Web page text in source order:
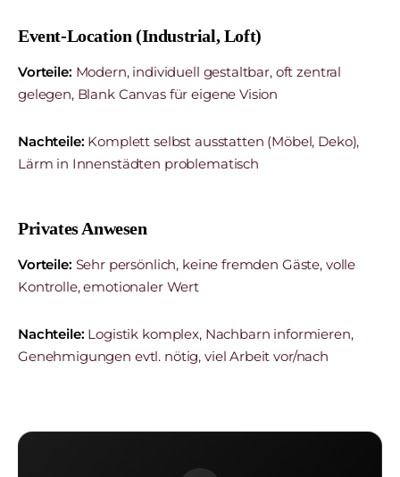
Event-Location (Industrial, Loft)
Vorteile: Modern, individuell gestaltbar, oft zentral
gelegen, Blank Canvas für eigene Vision
Nachteile: Komplett selbst ausstatten (Möbel, Deko),
Lärm in Innenstädten problematisch
Privates Anwesen
Vorteile: Sehr persönlich, keine fremden Gäste, volle
Kontrolle, emotionaler Wert
Nachteile: Logistik komplex, Nachbarn informieren,
Genehmigungen evtl. nötig, viel Arbeit vor/nach